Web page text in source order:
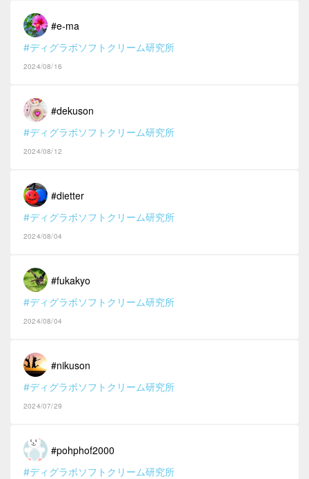
#e-ma
#ディグラボソフトクリーム研究所
2024/08/16
#dekuson
#ディグラボソフトクリーム研究所
2024/08/12
#dietter
#ディグラボソフトクリーム研究所
2024/08/04
#fukakyo
#ディグラボソフトクリーム研究所
2024/08/04
#nikuson
#ディグラボソフトクリーム研究所
2024/07/29
#pohphof2000
#ディグラボソフトクリーム研究所